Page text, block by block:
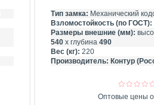
Тип замка: Механический
Взломостойкость (по ГОСТ):
Размеры внешние (мм):
540х глубина 490
Вес (кг): 220
Производитель: Контур
Оптовые цены